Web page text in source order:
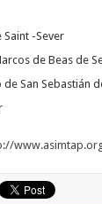
Saint -Sever
de Beas de
San Sebastián